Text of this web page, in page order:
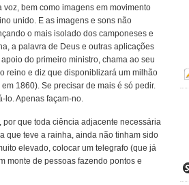
bem como imagens em movimento
unido. E as imagens e sons não
o mais isolado dos camponeses e
a palavra de Deus e outras aplicações
do primeiro ministro, chama ao seu
reino e diz que disponiblizará um milhão
1860). Se precisar de mais é só pedir.
lo. Apenas façam-no.
que toda ciência adjacente necessária
que teve a rainha, ainda não tinham sido
elevado, colocar um telegrafo (que já
monte de pessoas fazendo pontos e